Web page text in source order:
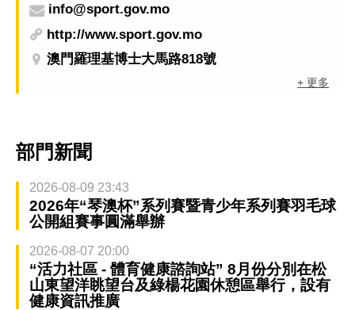
info@sport.gov.mo
http://www.sport.gov.mo
澳門羅理基博士大馬路818號
+ 更多
部門新聞
2026-08-09 23:43
2026年“琴澳杯”系列賽暨青少年系列賽羽毛球
公開組賽事圓滿舉辦
2026-08-07 20:00
“活力社區 - 體育健康諮詢站” 8月份分別在松
山東望洋眺望台及綠楊花園休憩區舉行，設有
健康資訊推廣